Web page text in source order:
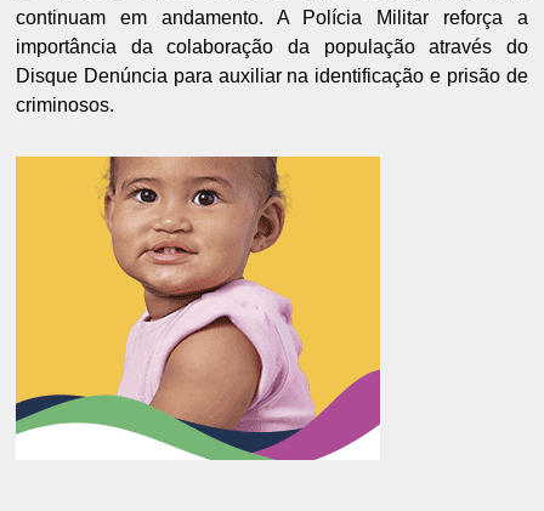
continuam em andamento. A Polícia Militar reforça a
importância da colaboração da população através do
Disque Denúncia para auxiliar na identificação e prisão de
criminosos.